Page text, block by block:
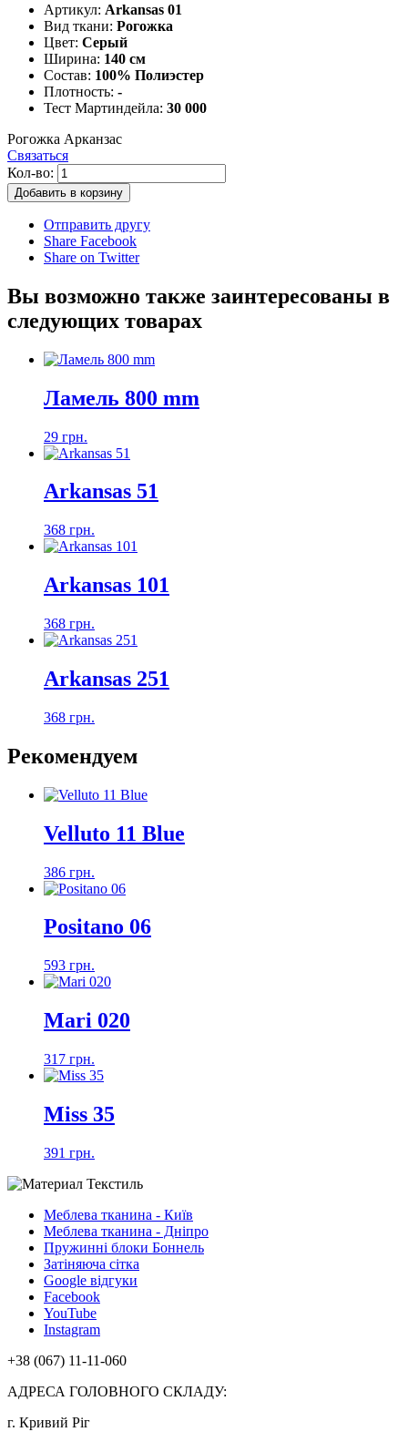
Артикул: Arkansas 01
Вид ткани: Рогожка
Цвет: Серый
Ширина: 140 см
Состав: 100% Полиэстер
Плотность: -
Тест Мартиндейла: 30 000
Рогожка Арканзас
Связаться
Кол-во:
Добавить в корзину
Отправить другу
Share Facebook
Share on Twitter
Вы возможно также заинтересованы в
следующих товарах
Ламель 800 mm
29 грн.
Arkansas 51
368 грн.
Arkansas 101
368 грн.
Arkansas 251
368 грн.
Рекомендуем
Velluto 11 Blue
386 грн.
Positano 06
593 грн.
Mari 020
317 грн.
Miss 35
391 грн.
Меблева тканина - Київ
Меблева тканина - Дніпро
Пружинні блоки Боннель
Затіняюча сітка
Google відгуки
Facebook
YouTube
Instagram
+38 (067) 11-11-060
АДРЕСА ГОЛОВНОГО СКЛАДУ:
г. Кривий Ріг